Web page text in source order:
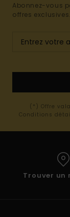
Abonnez-vous
offres exclusives.
(*) Offre
Conditions
Trouver un